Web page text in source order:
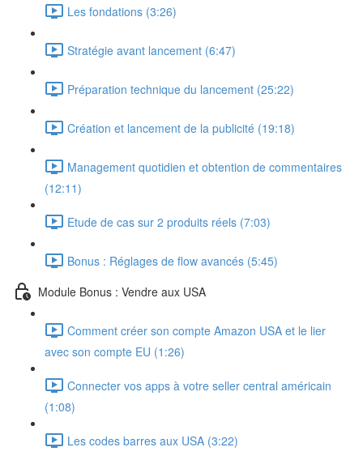
Les fondations (3:26)
Stratégie avant lancement (6:47)
Préparation technique du lancement (25:22)
Création et lancement de la publicité (19:18)
Management quotidien et obtention de commentaires
(12:11)
Etude de cas sur 2 produits réels (7:03)
Bonus : Réglages de flow avancés (5:45)
Module Bonus : Vendre aux USA
Comment créer son compte Amazon USA et le lier
avec son compte EU (1:26)
Connecter vos apps à votre seller central américain
(1:08)
Les codes barres aux USA (3:22)